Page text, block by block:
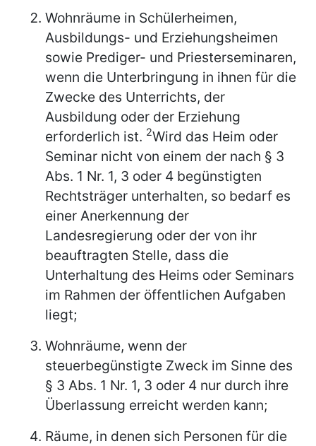
Wohnräume in Schülerheimen,
Ausbildungs- und Erziehungsheimen
sowie Prediger- und Priesterseminaren,
wenn die Unterbringung in ihnen für die
Zwecke des Unterrichts, der
Ausbildung oder der Erziehung
erforderlich ist. 2Wird das Heim oder
Seminar nicht von einem der nach § 3
Abs. 1 Nr. 1, 3 oder 4 begünstigten
Rechtsträger unterhalten, so bedarf es
einer Anerkennung der
Landesregierung oder der von ihr
beauftragten Stelle, dass die
Unterhaltung des Heims oder Seminars
im Rahmen der öffentlichen Aufgaben
liegt;
Wohnräume, wenn der
steuerbegünstigte Zweck im Sinne des
§ 3 Abs. 1 Nr. 1, 3 oder 4 nur durch ihre
Überlassung erreicht werden kann;
Räume, in denen sich Personen für die